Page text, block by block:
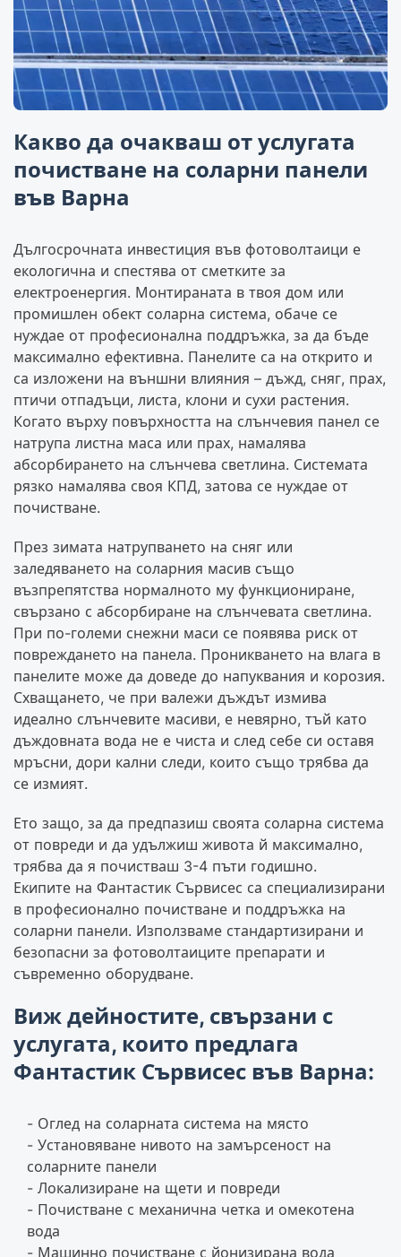
Какво да очакваш от услугата
почистване на соларни панели
във Варна
Дългосрочната инвестиция във фотоволтаици е
екологична и спестява от сметките за
електроенергия. Монтираната в твоя дом или
промишлен обект соларна система, обаче се
нуждае от професионална поддръжка, за да бъде
максимално ефективна. Панелите са на открито и
са изложени на външни влияния – дъжд, сняг, прах,
птичи отпадъци, листа, клони и сухи растения.
Когато върху повърхността на слънчевия панел се
натрупа листна маса или прах, намалява
абсорбирането на слънчева светлина. Системата
рязко намалява своя КПД, затова се нуждае от
почистване.
През зимата натрупването на сняг или
заледяването на соларния масив също
възпрепятства нормалното му функциониране,
свързано с абсорбиране на слънчевата светлина.
При по-големи снежни маси се появява риск от
повреждането на панела. Проникването на влага в
панелите може да доведе до напуквания и корозия.
Схващането, че при валежи дъждът измива
идеално слънчевите масиви, е невярно, тъй като
дъждовната вода не е чиста и след себе си оставя
мръсни, дори кални следи, които също трябва да
се измият.
Ето защо, за да предпазиш своята соларна система
от повреди и да удължиш живота й максимално,
трябва да я почистваш 3-4 пъти годишно.
Екипите на Фантастик Сървисес са специализирани
в професионално почистване и поддръжка на
соларни панели. Използваме стандартизирани и
безопасни за фотоволтаиците препарати и
съвременно оборудване.
Виж дейностите, свързани с
услугата, които предлага
Фантастик Сървисес във Варна:
Оглед на соларната система на място
Установяване нивото на замърсеност на
соларните панели
Локализиране на щети и повреди
Почистване с механична четка и омекотена
вода
Машинно почистване с йонизирана вода